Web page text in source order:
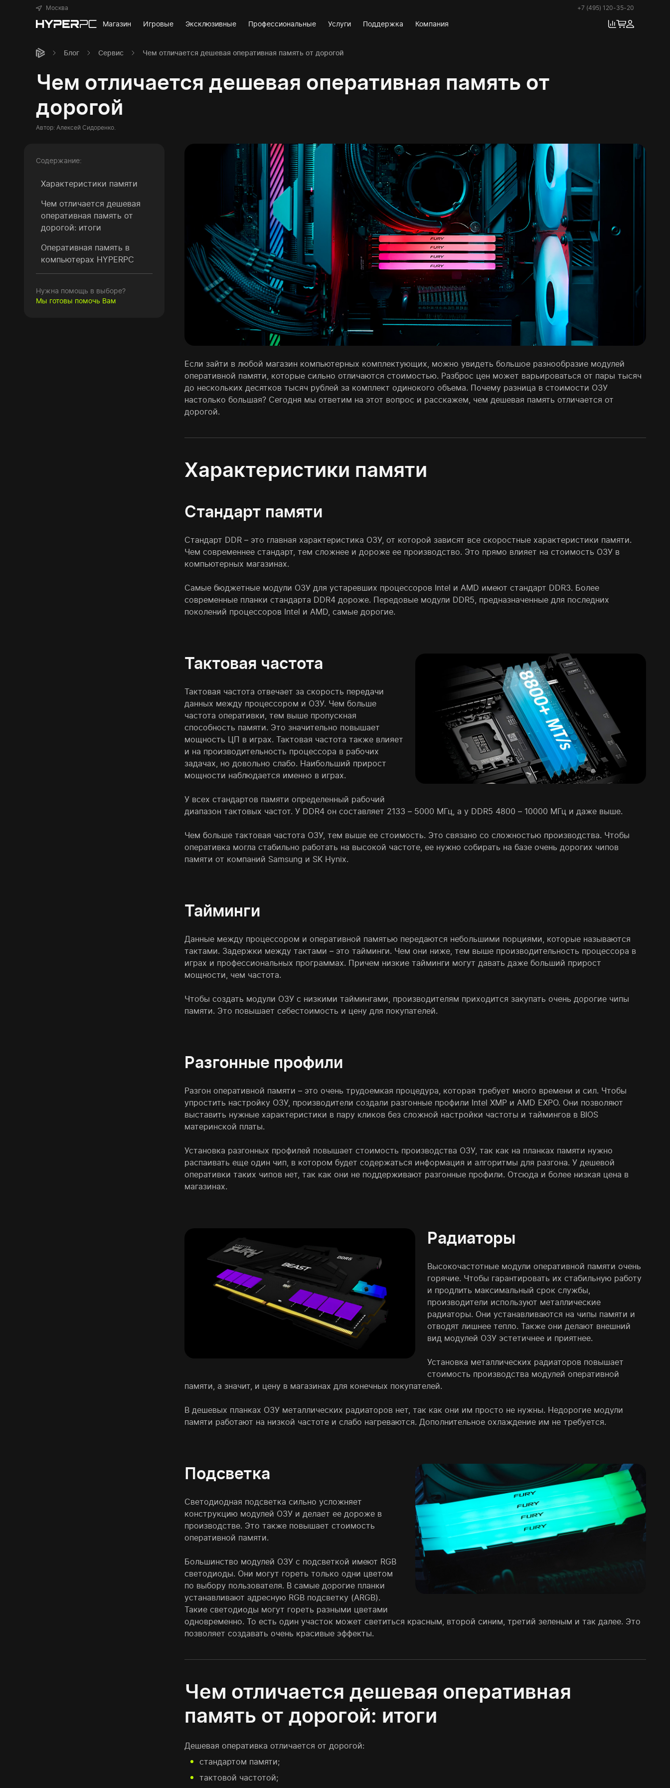
Москва +7 (495) 120-35-20
Магазин Игровые Эксклюзивные Профессиональные Услуги Поддержка Компания
Блог Сервис Чем отличается дешевая оперативная память от дорогой
Чем отличается дешевая оперативная память от
дорогой
Автор: Алексей Сидоренко.
Содержание:
Характеристики памяти
Чем отличается дешевая
оперативная память от
дорогой: итоги
Оперативная память в
компьютерах HYPERPC
Нужна помощь в выборе?
Мы готовы помочь Вам
Если зайти в любой магазин компьютерных комплектующих, можно увидеть большое разнообразие модулей
оперативной памяти, которые сильно отличаются стоимостью. Разброс цен может варьироваться от пары тысяч
до нескольких десятков тысяч рублей за комплект одинокого объема. Почему разница в стоимости ОЗУ
настолько большая? Сегодня мы ответим на этот вопрос и расскажем, чем дешевая память отличается от
дорогой.
Характеристики памяти
Стандарт памяти
Стандарт DDR – это главная характеристика ОЗУ, от которой зависят все скоростные характеристики памяти.
Чем современнее стандарт, тем сложнее и дороже ее производство. Это прямо влияет на стоимость ОЗУ в
компьютерных магазинах.
Самые бюджетные модули ОЗУ для устаревших процессоров Intel и AMD имеют стандарт DDR3. Более
современные планки стандарта DDR4 дороже. Передовые модули DDR5, предназначенные для последних
поколений процессоров Intel и AMD, самые дорогие.
Тактовая частота
Тактовая частота отвечает за скорость передачи
данных между процессором и ОЗУ. Чем больше
частота оперативки, тем выше пропускная
способность памяти. Это значительно повышает
мощность ЦП в играх. Тактовая частота также влияет
и на производительность процессора в рабочих
задачах, но довольно слабо. Наибольший прирост
мощности наблюдается именно в играх.
У всех стандартов памяти определенный рабочий
диапазон тактовых частот. У DDR4 он составляет 2133 – 5000 МГц, а у DDR5 4800 – 10000 МГц и даже выше.
Чем больше тактовая частота ОЗУ, тем выше ее стоимость. Это связано со сложностью производства. Чтобы
оперативка могла стабильно работать на высокой частоте, ее нужно собирать на базе очень дорогих чипов
памяти от компаний Samsung и SK Hynix.
Тайминги
Данные между процессором и оперативной памятью передаются небольшими порциями, которые называются
тактами. Задержки между тактами – это тайминги. Чем они ниже, тем выше производительность процессора в
играх и профессиональных программах. Причем низкие тайминги могут давать даже больший прирост
мощности, чем частота.
Чтобы создать модули ОЗУ с низкими таймингами, производителям приходится закупать очень дорогие чипы
памяти. Это повышает себестоимость и цену для покупателей.
Разгонные профили
Разгон оперативной памяти – это очень трудоемкая процедура, которая требует много времени и сил. Чтобы
упростить настройку ОЗУ, производители создали разгонные профили Intel XMP и AMD EXPO. Они позволяют
выставить нужные характеристики в пару кликов без сложной настройки частоты и таймингов в BIOS
материнской платы.
Установка разгонных профилей повышает стоимость производства ОЗУ, так как на планках памяти нужно
распаивать еще один чип, в котором будет содержаться информация и алгоритмы для разгона. У дешевой
оперативки таких чипов нет, так как они не поддерживают разгонные профили. Отсюда и более низкая цена в
магазинах.
Радиаторы
Высокочастотные модули оперативной памяти очень
горячие. Чтобы гарантировать их стабильную работу
и продлить максимальный срок службы,
производители используют металлические
радиаторы. Они устанавливаются на чипы памяти и
отводят лишнее тепло. Также они делают внешний
вид модулей ОЗУ эстетичнее и приятнее.
Установка металлических радиаторов повышает
стоимость производства модулей оперативной
памяти, а значит, и цену в магазинах для конечных покупателей.
В дешевых планках ОЗУ металлических радиаторов нет, так как они им просто не нужны. Недорогие модули
памяти работают на низкой частоте и слабо нагреваются. Дополнительное охлаждение им не требуется.
Подсветка
Светодиодная подсветка сильно усложняет
конструкцию модулей ОЗУ и делает ее дороже в
производстве. Это также повышает стоимость
оперативной памяти.
Большинство модулей ОЗУ с подсветкой имеют RGB
светодиоды. Они могут гореть только одни цветом
по выбору пользователя. В самые дорогие планки
устанавливают адресную RGB подсветку (ARGB).
Такие светодиоды могут гореть разными цветами
одновременно. То есть один участок может светиться красным, второй синим, третий зеленым и так далее. Это
позволяет создавать очень красивые эффекты.
Чем отличается дешевая оперативная
память от дорогой: итоги
Дешевая оперативка отличается от дорогой:
стандартом памяти;
тактовой частотой;